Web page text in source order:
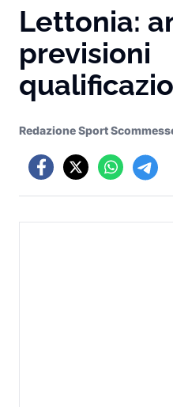
Lettonia:
previsioni
Redazione Sport